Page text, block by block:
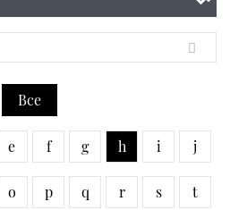
Все
e f g h i j
o p q r s t